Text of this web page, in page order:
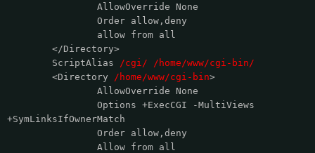
AllowOverride None
Order allow,deny
allow from all
</Directory>
ScriptAlias
/cgi/ /home/www/cgi-bin/
<Directory
/home/www/cgi-bin>
AllowOverride None
Options +ExecCGI -MultiViews
+SymLinksIfOwnerMatch
Order allow,deny
Allow from all